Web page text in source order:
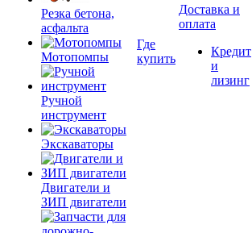
Резка бетона,
асфальта
Мотопомпы
Ручной
инструмент
Экскаваторы
Двигатели и
ЗИП двигатели
Где
купить
Доставка и
оплата
Кредит
и
лизинг